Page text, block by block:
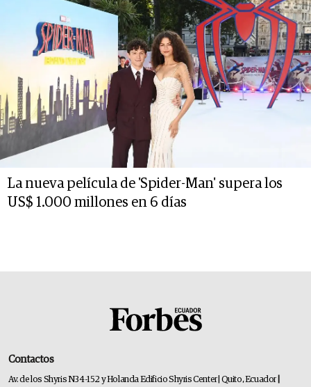
La nueva película de 'Spider-Man' supera los
US$ 1.000 millones en 6 días
Contactos
Av. de los Shyris N34-152 y Holanda Edificio Shyris Center | Quito, Ecuador